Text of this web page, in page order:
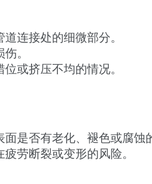
连接处的细微部分。
。
或挤压不均的情况。
是否有老化、褪色或腐蚀
劳断裂或变形的风险。